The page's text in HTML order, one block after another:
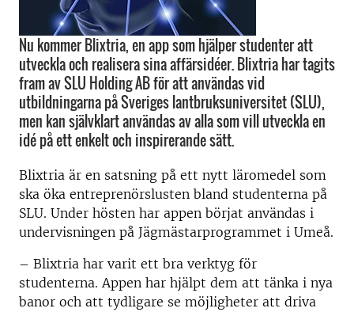
Nu kommer Blixtria, en app som hjälper studenter att
utveckla och realisera sina affärsidéer. Blixtria har tagits
fram av SLU Holding AB för att användas vid
utbildningarna på Sveriges lantbruksuniversitet (SLU),
men kan självklart användas av alla som vill utveckla en
idé på ett enkelt och inspirerande sätt.
Blixtria är en satsning på ett nytt läromedel som
ska öka entreprenörslusten bland studenterna på
SLU. Under hösten har appen börjat användas i
undervisningen på Jägmästarprogrammet i Umeå.
­­­– Blixtria har varit ett bra verktyg för
studenterna. Appen har hjälpt dem att tänka i nya
banor och att tydligare se möjligheter att driva